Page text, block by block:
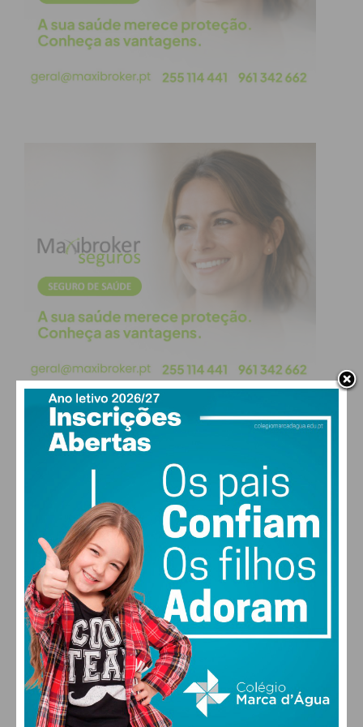
Foco na desburocratização
digitalização dos serviços públicos em Portugal,
obrigações, a Segurança Social procura tornar a
interação com o sistema mais ágil, transparente e
menos dependente de processos administrativos
manuais, facilitando a gestão do dia a dia de
empresas e trabalhadores independentes.
Subscreva a newsletter do
Imediato
Assine nossa newsletter por e-mail e
obtenha de forma regular a informação
atualizada.
Eu li e concordo com ostermos e
condições
PAÇOS DE FERREIRA
25
clear sky
58% humidade
vento: 1m/s ONO
MAX 25 • MIN 25
29°
SEG
31
TER
31° 32°